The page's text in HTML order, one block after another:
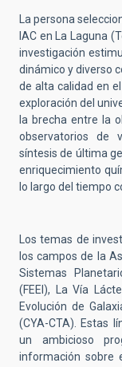
La persona
IAC en La Laguna
investigación
dinámico y diverso
de alta calidad en
exploración del
la brecha entre la
observatorios de
síntesis de última
enriquecimiento
lo largo del tiempo
Los temas de
los campos de la
Sistemas
(FEEI), La Vía
Evolución de
(CYA-CTA). Estas
un ambicioso
información sobre